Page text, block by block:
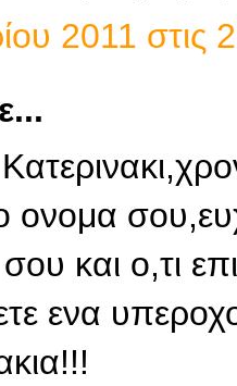
2011 στις
ονομα
και ο,τι
ενα